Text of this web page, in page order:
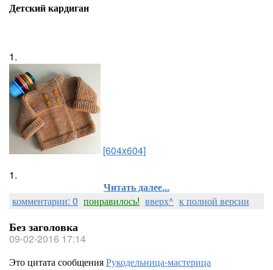
Детский кардиган
1.
[604x604]
1.
Читать далее...
комментарии: 0 понравилось! вверх^ к полной версии
Без заголовка
09-02-2016 17:14
Это цитата сообщенияРукодельница-мастерица